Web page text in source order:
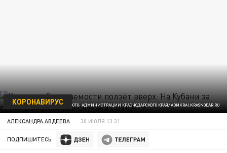
ФОТО: АДМИНИСТРАЦИИ КРАСНОДАРСКОГО КРАЯ/ ADMKRAI.KRASNODAR.RU
КОРОНАВИРУС
АЛЕКСАНДРА АВДЕЕВА 30 ИЮЛЯ 13:31
ПОДПИШИТЕСЬ: